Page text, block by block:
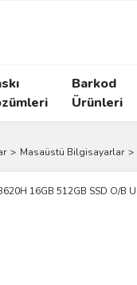
Barkod
Ürünleri
Masaüstü Bilgisayarlar